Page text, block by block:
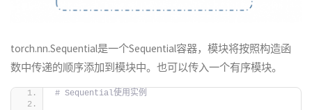
torch.nn.Sequential是一个Sequential容器，模块将按照构造函
数中传递的顺序添加到模块中。也可以传入一个有序模块。
# Sequential使用实例